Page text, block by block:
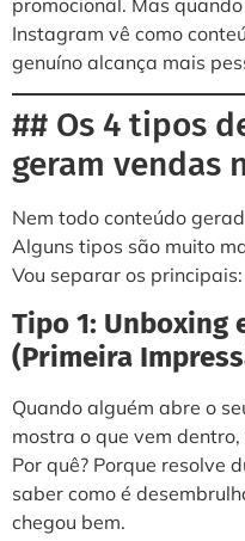
Instagram vê como
genuíno alcança mais
## Os 4 tipos
geram vendas
Nem todo conteúdo
Alguns tipos são muito
Vou separar os principais:
Tipo 1: Unboxing
(Primeira
Quando alguém abre o
mostra o que vem
Por quê? Porque resolve
saber como é
chegou bem.